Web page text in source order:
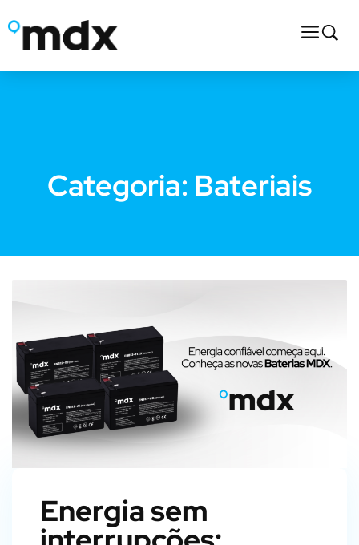
Categoria: Bateriais
Energia sem